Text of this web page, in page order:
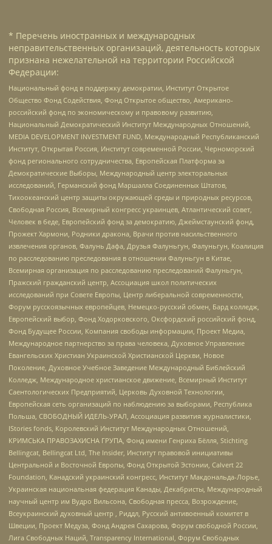
* Перечень иностранных и международных
неправительственных организаций, деятельность которых
признана нежелательной на территории Российской
Федерации:
Национальный фонд в поддержку демократии, Институт Открытое
Общество Фонд Содействия, Фонд Открытое общество, Американо-
российский фонд по экономическому и правовому развитию,
Национальный Демократический Институт Международных Отношений,
MEDIA DEVELOPMENT INVESTMENT FUND, Международный Республиканский
Институт, Открытая Россия, Институт современной России, Черноморский
фонд регионального сотрудничества, Европейская Платформа за
Демократические Выборы, Международный центр электоральных
исследований, Германский фонд Маршалла Соединенных Штатов,
Тихоокеанский центр защиты окружающей среды и природных ресурсов,
Свободная Россия, Всемирный конгресс украинцев, Атлантический совет,
Человек в беде, Европейский фонд за демократию, Джеймстаунский фонд,
Прожект Хармони, Родники дракона, Врачи против насильственного
извлечения органов, Фалунь Дафа, Друзья Фалуньгун, Фалуньгун, Коалиция
по расследованию преследования в отношении Фалуньгун в Китае,
Всемирная организация по расследованию преследований Фалуньгун,
Пражский гражданский центр, Ассоциация школ политических
исследований при Совете Европы, Центр либеральной современности,
Форум русскоязычных европейцев, Немецко-русский обмен, Бард колледж,
Европейский выбор, Фонд Ходорковского, Оксфордский российский фонд,
Фонд Будущее России, Компания свободы информации, Проект Медиа,
Международное партнерство за права человека, Духовное Управление
Евангельских Христиан Украинской Христианской Церкви, Новое
Поколение, Духовное Учебное Заведение Международный Библейский
Колледж, Международное христианское движение, Всемирный Институт
Саентологических Предприятий, Церковь Духовной Технологии,
Европейская сеть организаций по наблюдению за выборами, Республика
Польша, СВОБОДНЫЙ ИДЕЛЬ-УРАЛ, Ассоциация развития журналистики,
IStories fonds, Королевский Институт Международных Отношений,
КРИМСЬКА ПРАВОЗАХИСНА ГРУПА, Фонд имени Генриха Бёлля, Stichting
Bellingcat, Bellingcat Ltd, The Insider, Институт правовой инициативы
Центральной и Восточной Европы, Фонд Открытой Эстонии, Calvert 22
Foundation, Канадский украинский конгресс, Институт Макдональда-Лорье,
Украинская национальная федерация Канады, Декабристы, Международный
научный центр им Вудро Вильсона, Свободная пресса, Возрождение,
Всеукраинский духовный центр , Риддл, Русский антивоенный комитет в
Швеции, Проект Медуза, Фонд Андрея Сахарова, Форум свободной России,
Лига Свободных Наций, Transparеncy International, Форум Свободных